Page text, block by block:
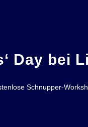
Day bei
Schnupper-